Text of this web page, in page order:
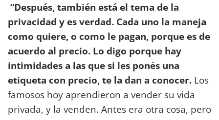
“Después, también está el tema de la
privacidad y es verdad. Cada uno la maneja
como quiere, o como le pagan, porque es de
acuerdo al precio. Lo digo porque hay
intimidades a las que si les ponés una
etiqueta con precio, te la dan a conocer. Los
famosos hoy aprendieron a vender su vida
privada, y la venden. Antes era otra cosa, pero